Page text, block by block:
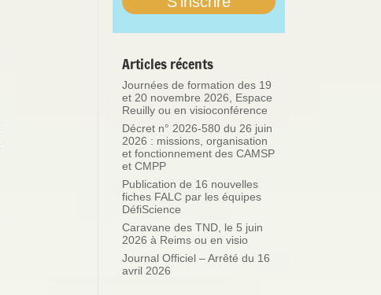
Articles récents
Journées de formation des 19
et 20 novembre 2026, Espace
Reuilly ou en visioconférence
Décret n° 2026-580 du 26 juin
2026 : missions, organisation
et fonctionnement des CAMSP
et CMPP
Publication de 16 nouvelles
fiches FALC par les équipes
DéfiScience
Caravane des TND, le 5 juin
2026 à Reims ou en visio
Journal Officiel – Arrêté du 16
avril 2026